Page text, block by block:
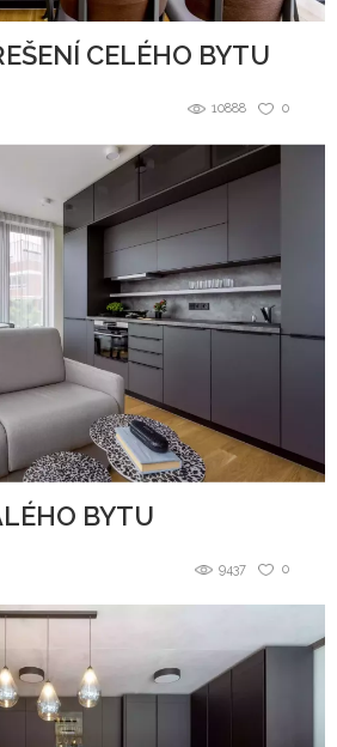
CELÉHO BYTU
0
10888
BYTU
0
9437